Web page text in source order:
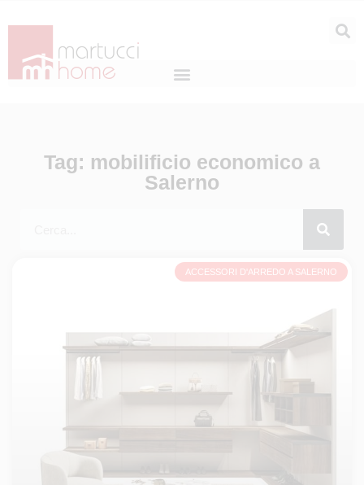
Tag: mobilificio economico a
Salerno
ACCESSORI D'ARREDO A SALERNO